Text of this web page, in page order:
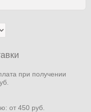
при получении
от 450 руб.